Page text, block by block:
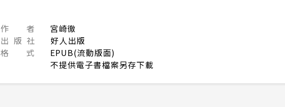
作 者
宮崎徹
出 版 社
好人出版
格 式
EPUB(流動版面)
不提供電子書檔案另存下載